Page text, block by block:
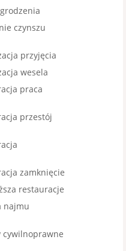
czynszu
przyjęcia
wesela
praca
przestój
zamknięcie
restauracje
najmu
cywilnoprawne